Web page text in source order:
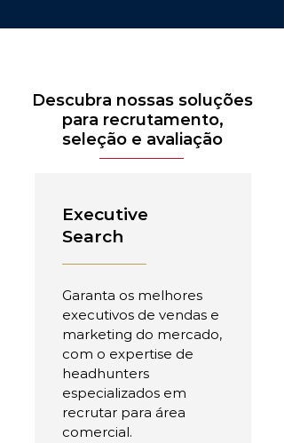
Descubra nossas soluções
para recrutamento,
seleção e avaliação
Executive
Search
Garanta os melhores
executivos de vendas e
marketing do mercado,
com o expertise de
headhunters
especializados em
recrutar para área
comercial.